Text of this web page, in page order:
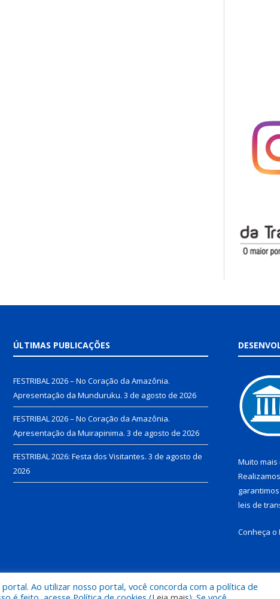
ÚLTIMAS PUBLICAÇÕES
FESTRIBAL 2026 – No Coração da Amazônia.
Apresentação da Munduruku. 3 de agosto de 2026
FESTRIBAL 2026 – No Coração da Amazônia.
Apresentação da Muirapinima. 3 de agosto de 2026
FESTRIBAL 2026: Festa dos Visitantes. 3 de agosto de
2026
Muito mais
leis de
Conheça o
Mapa do Site
Ao utilizar nosso portal, você concorda com a política de